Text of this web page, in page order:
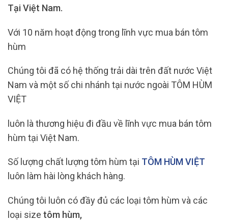
Tại Việt Nam.
Với 10 năm hoạt động trong lĩnh vực mua bán tôm
hùm
Chúng tôi đã có hệ thống trải dài trên đất nước Việt
Nam và một số chi nhánh tại nước ngoài TÔM HÙM
VIỆT
luôn là thương hiệu đi đầu về lĩnh vực mua bán tôm
hùm tại Việt Nam.
Số lượng chất lượng tôm hùm tại TÔM HÙM VIỆT
luôn làm hài lòng khách hàng.
Chúng tôi luôn có đầy đủ các loại tôm hùm và các
loại size tôm hùm,